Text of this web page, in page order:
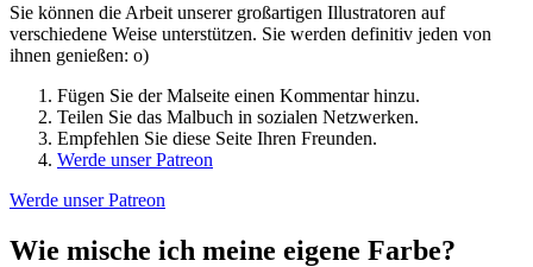
Sie können die Arbeit unserer großartigen Illustratoren auf
verschiedene Weise unterstützen. Sie werden definitiv jeden von
ihnen genießen: o)
Fügen Sie der Malseite einen Kommentar hinzu.
Teilen Sie das Malbuch in sozialen Netzwerken.
Empfehlen Sie diese Seite Ihren Freunden.
Werde unser Patreon
Werde unser Patreon
Wie mische ich meine eigene Farbe?